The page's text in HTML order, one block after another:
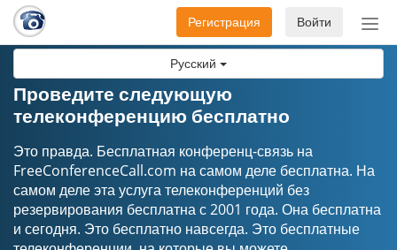
Русский
Войти
Регистрация
Проведите следующую
телеконференцию бесплатно
Это правда. Бесплатная конференц-связь на
FreeConferenceCall.com на самом деле бесплатна. На
самом деле эта услуга телеконференций без
резервирования бесплатна с 2001 года. Она бесплатна
и сегодня. Это бесплатно навсегда. Это бесплатные